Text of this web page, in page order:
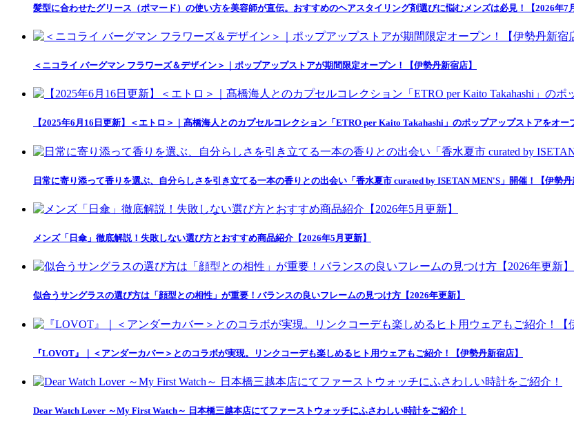
髪型に合わせたグリース（ポマード）の使い方を美容師が直伝。おすすめのヘアスタイリング剤選びに悩むメンズは必見！【2026年7
＜ニコライ バーグマン フラワーズ＆デザイン＞｜ポップアップストアが期間限定オープン！【伊勢丹新宿店】
【2025年6月16日更新】＜エトロ＞｜髙橋海人とのカプセルコレクション「ETRO per Kaito Takahashi」のポップアップストアをオー
日常に寄り添って香りを選ぶ、自分らしさを引き立てる一本の香りとの出会い「香水夏市 curated by ISETAN MEN'S」開催！【伊勢丹
メンズ「日傘」徹底解説！失敗しない選び方とおすすめ商品紹介【2026年5月更新】
似合うサングラスの選び方は「顔型との相性」が重要！バランスの良いフレームの見つけ方【2026年更新】
『LOVOT』｜＜アンダーカバー＞とのコラボが実現。リンクコーデも楽しめるヒト用ウェアもご紹介！【伊勢丹新宿店】
Dear Watch Lover ～My First Watch～ 日本橋三越本店にてファーストウォッチにふさわしい時計をご紹介！